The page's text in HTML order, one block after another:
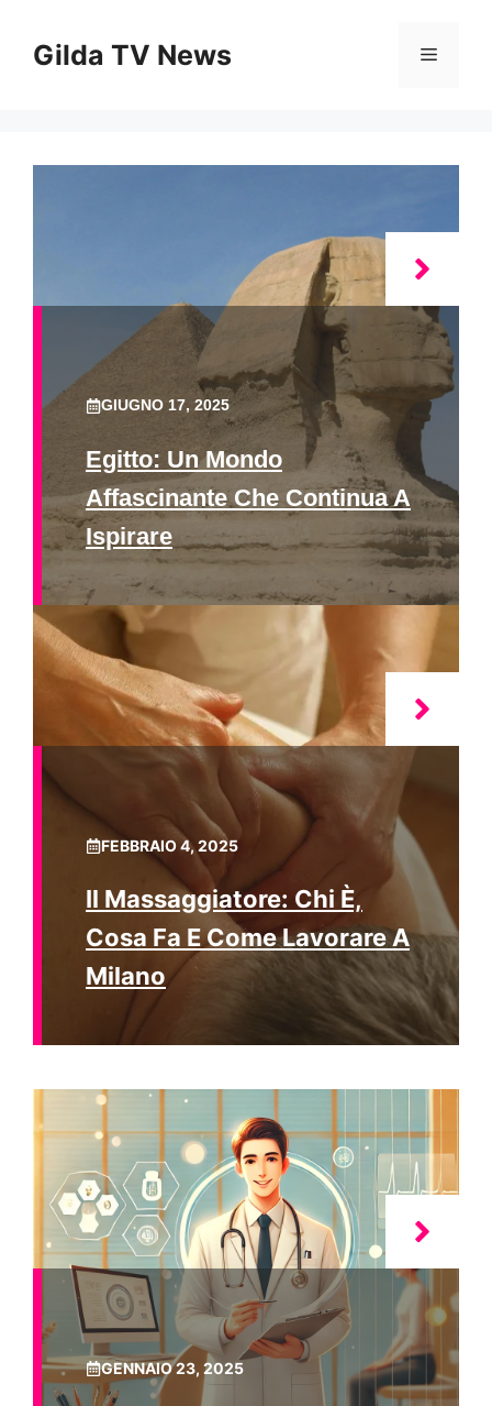
contenuto
Gilda TV News Menu
GIUGNO 17, 2025
Egitto: Un Mondo
Affascinante Che Continua A
Ispirare
FEBBRAIO 4, 2025
Il Massaggiatore: Chi È,
Cosa Fa E Come Lavorare A
Milano
GENNAIO 23, 2025